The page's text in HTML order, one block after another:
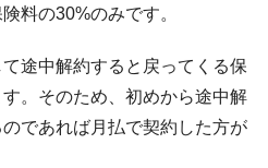
料の30%のみです。
途中解約すると戻ってくる保
。そのため、初めから途中解
であれば月払で契約した方が